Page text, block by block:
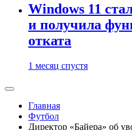
Windows 11
и получила
отката
1 месяц спустя
Главная
Футбол
Директор «Байера» об